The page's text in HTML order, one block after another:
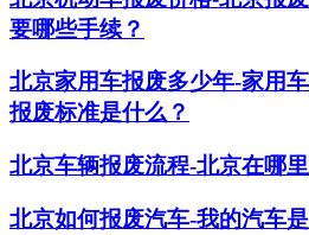
要哪些手续？
北京家用车报废多少年-家用
报废标准是什么？
北京车辆报废流程-北京在哪
北京如何报废汽车-我的汽车